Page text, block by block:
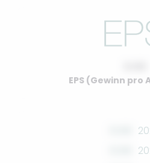
EPS (Gewinn pro